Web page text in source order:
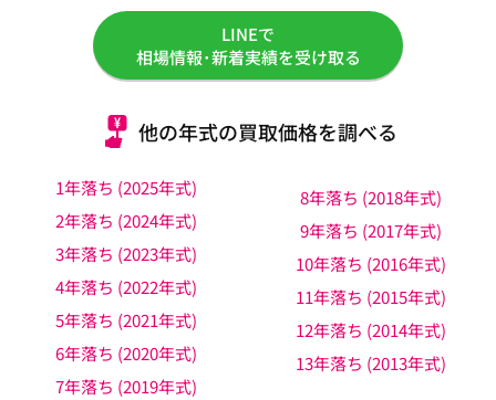
LINEで
相場情報･新着実績を受け取る
他の年式の買取価格を調べる
1年落ち (2025年式)
2年落ち (2024年式)
3年落ち (2023年式)
4年落ち (2022年式)
5年落ち (2021年式)
6年落ち (2020年式)
7年落ち (2019年式)
8年落ち (2018年式)
9年落ち (2017年式)
10年落ち (2016年式)
11年落ち (2015年式)
12年落ち (2014年式)
13年落ち (2013年式)